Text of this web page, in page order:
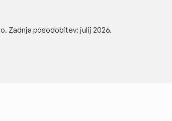
Zadnja posodobitev: julij 2026.